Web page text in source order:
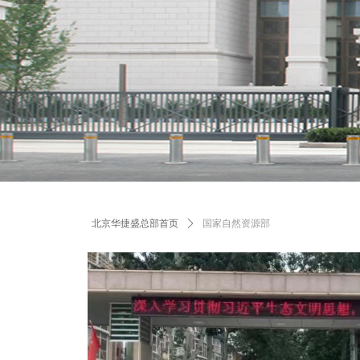
北京华捷盛总部首页 ꄲ 国家自然资源部